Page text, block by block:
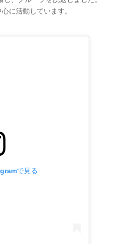
に活動しています。
で見る